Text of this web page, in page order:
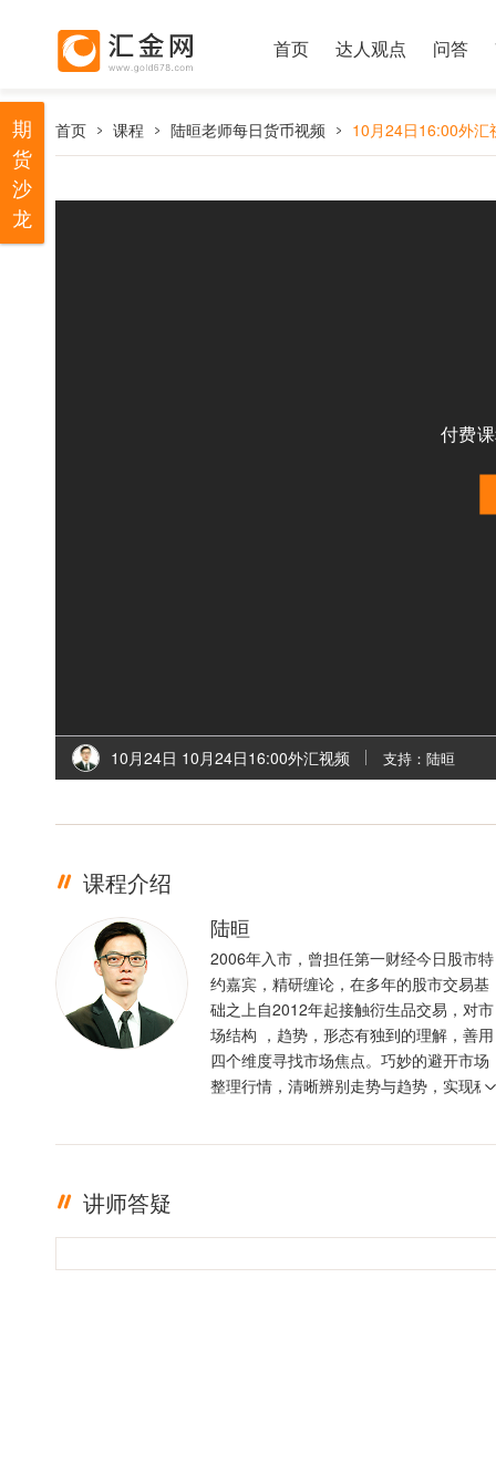
首页 达人观点 问答
首页 课程 陆晅老师每日货币视频 10月24日16:00外汇
付费
10月24日 10月24日16:00外汇视频 支持：陆晅
课程介绍
陆晅
2006年入市，曾担任第一财经今日股市特
约嘉宾，精研缠论，在多年的股市交易基
础之上自2012年起接触衍生品交易，对市
场结构 ，趋势，形态有独到的理解，善用
四个维度寻找市场焦点。巧妙的避开市场
整理行情，清晰辨别走势与趋势，实现稳
讲师答疑
期
货
沙
龙